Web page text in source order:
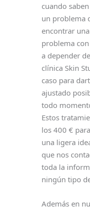
cuando
un problema
encontrar
problema
a depender
clínica Skin
caso para
ajustado
todo
Estos
los 400 €
una ligera
que nos
toda la
ningún tipo
Además en